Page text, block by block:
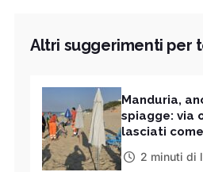
Altri suggerimenti per
Manduria,
spiagge: via
lasciati
2 minuti di